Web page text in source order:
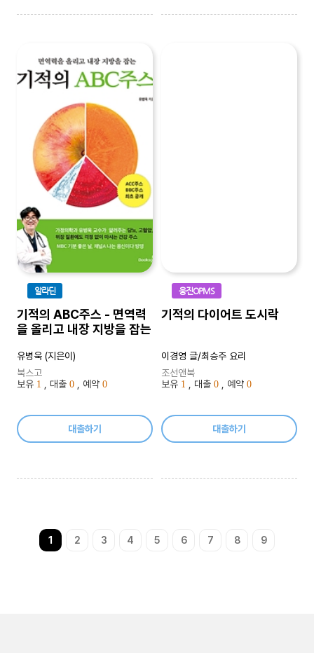
알라딘
기적의 ABC주스 - 면역력
을 올리고 내장 지방을 잡는
유병욱 (지은이)
북스고
보유 1 , 대출 0 , 예약 0
대출하기
웅진OPMS
기적의 다이어트 도시락
이경영 글/최승주 요리
조선앤북
보유 1 , 대출 0 , 예약 0
대출하기
1 2 3 4 5 6 7 8 9